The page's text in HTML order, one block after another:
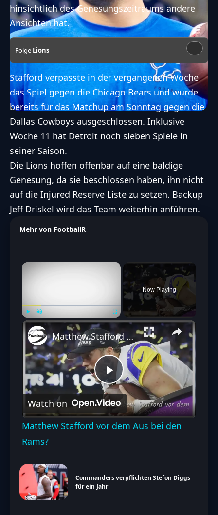
hinsichtlich des Genesungszeitraums andere
Ansichten hat.
Folge Lions
Stafford verpasste in der vergangenen Woche
das Spiel gegen die Chicago Bears und wurde
bereits für das Matchup am Sonntag gegen die
Dallas Cowboys ausgeschlossen. Inklusive
Woche 11 hat Detroit noch sieben Spiele in
seiner Saison.
Die Lions hoffen offenbar auf eine baldige
Genesung, da sie beschlossen haben, ihn nicht
auf die Injured Reserve Liste zu setzen. Backup
Jeff Driskel wird das Team weiterhin anführen.
Mehr von FootballR
×
Play Unmute Fullscreen
Now Playing
Play
Video
Matthew Stafford vor dem Aus bei den Rams?
Watch on
Matthew Stafford vor dem Aus bei den
Rams?
Commanders verpflichten Stefon Diggs
für ein Jahr